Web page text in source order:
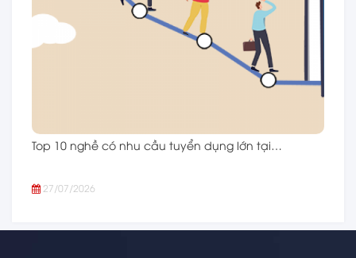
Top 10 nghề có nhu cầu tuyển dụng lớn tại…
27/07/2026